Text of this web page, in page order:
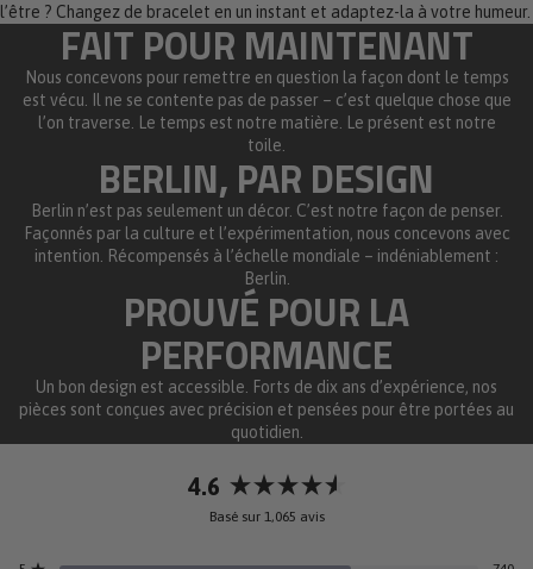
l’être ? Changez de bracelet en un instant et adaptez-la à votre humeur.
FAIT POUR MAINTENANT
Nous concevons pour remettre en question la façon dont le temps
est vécu. Il ne se contente pas de passer – c’est quelque chose que
l’on traverse. Le temps est notre matière. Le présent est notre
toile.
BERLIN, PAR DESIGN
Berlin n’est pas seulement un décor. C’est notre façon de penser.
Façonnés par la culture et l’expérimentation, nous concevons avec
intention. Récompensés à l’échelle mondiale – indéniablement :
Berlin.
PROUVÉ POUR LA
PERFORMANCE
Un bon design est accessible. Forts de dix ans d’expérience, nos
pièces sont conçues avec précision et pensées pour être portées au
quotidien.
4.6
Noté
4.6
Basé sur 1,065 avis